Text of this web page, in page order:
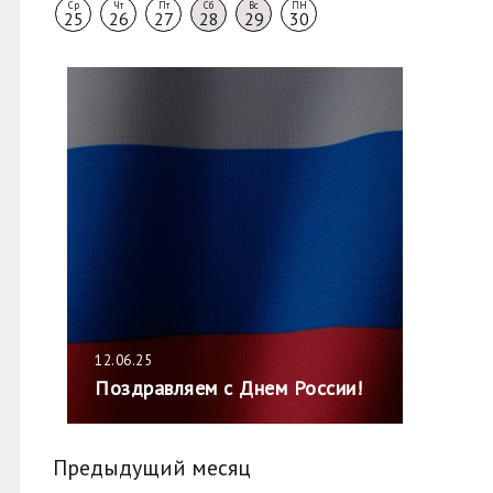
Ср
25
Чт
26
Пт
27
Сб
28
Вс
29
ПН
30
12.06.25
Поздравляем с Днем России!
Предыдущий месяц